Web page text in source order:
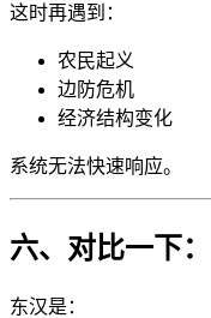
这时再遇到：
农民起义
边防危机
经济结构变化
系统无法快速响应。
六、对比一下
东汉是：